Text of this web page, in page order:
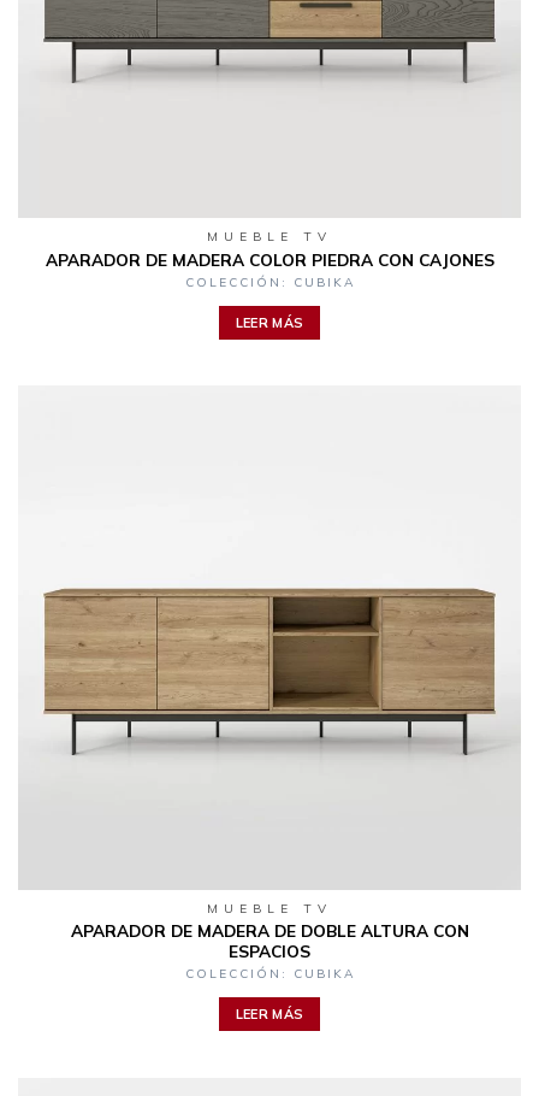
MUEBLE TV
APARADOR DE MADERA COLOR PIEDRA CON CAJONES
COLECCIÓN: CUBIKA
LEER MÁS
MUEBLE TV
APARADOR DE MADERA DE DOBLE ALTURA CON
ESPACIOS
COLECCIÓN: CUBIKA
LEER MÁS